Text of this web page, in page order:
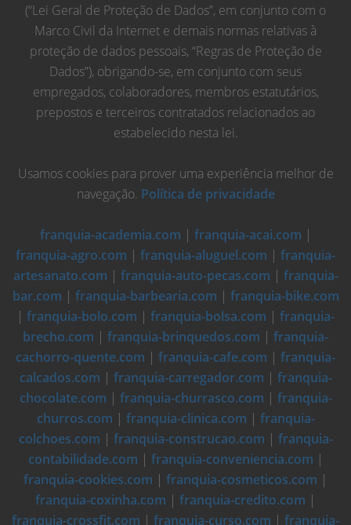
(“Lei Geral de Proteção de Dados”, em conjunto com o
Marco Civil da Internet e demais normas relativas à
proteção de dados pessoais, “Regras de Proteção de
Dados”), obrigando-se, em conjunto com seus
empregados, colaboradores, membros estatutários,
prepostos e terceiros contratados relacionados ao
estabelecido nesta lei.
Usamos cookies para prover uma experiência melhor de
navegação. Política de privacidade
franquia-academia.com | franquia-acai.com |
franquia-agro.com | franquia-aluguel.com | franquia-
artesanato.com | franquia-auto-pecas.com | franquia-
bar.com | franquia-barbearia.com | franquia-bike.com
| franquia-bolo.com | franquia-bolsa.com | franquia-
brecho.com | franquia-brinquedos.com | franquia-
cachorro-quente.com | franquia-cafe.com | franquia-
calcados.com | franquia-carregador.com | franquia-
chocolate.com | franquia-churrasco.com | franquia-
churros.com | franquia-clinica.com | franquia-
colchoes.com | franquia-construcao.com | franquia-
contabilidade.com | franquia-conveniencia.com |
franquia-cookies.com | franquia-cosmeticos.com |
franquia-coxinha.com | franquia-credito.com |
franquia-crossfit.com | franquia-curso.com | franquia-